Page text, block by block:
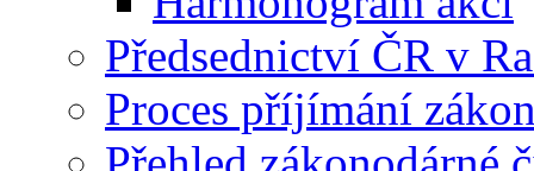
Předsednictví ČR v
Proces příjímání